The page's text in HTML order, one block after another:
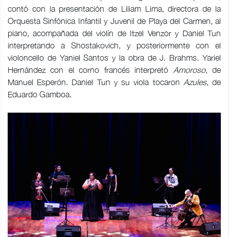
contó con la presentación de Liliam Lima, directora de la
Orquesta Sinfónica Infantil y Juvenil de Playa del Carmen, al
piano, acompañada del violín de Itzel Venzor y Daniel Tun
interpretando a Shostakovich, y posteriormente con el
violoncello de Yaniel Santos y la obra de J. Brahms. Yariel
Hernández con el corno francés interpretó Amoroso, de
Manuel Esperón. Daniel Tun y su viola tocaron Azules, de
Eduardo Gamboa.